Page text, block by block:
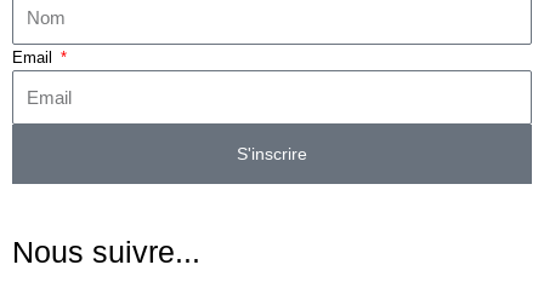
Email
S'inscrire
Nous suivre...